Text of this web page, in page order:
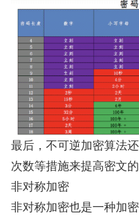
最后，不可逆加密算法
次数等措施来提高密文的
非对称加密
非对称加密也是一种加